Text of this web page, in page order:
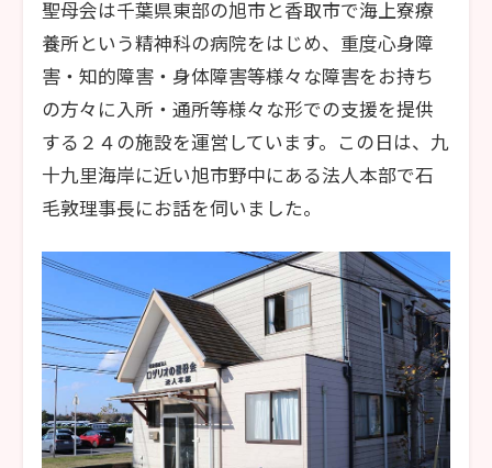
聖母会は千葉県東部の旭市と香取市で海上寮療
養所という精神科の病院をはじめ、重度心身障
害・知的障害・身体障害等様々な障害をお持ち
の方々に入所・通所等様々な形での支援を提供
する２４の施設を運営しています。この日は、九
十九里海岸に近い旭市野中にある法人本部で石
毛敦理事長にお話を伺いました。